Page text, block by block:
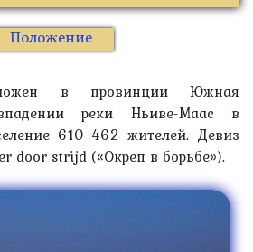
Положение
в провинции Южная
реки Ньиве-Маас в
610 462 жителей. Девиз
door strijd («Окреп в борьбе»).